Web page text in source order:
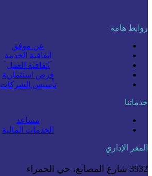
روابط هامة
عن موفق
اتفاقية الخدمة
اتفاقية العمل
فرص استثمارية
تأسيس الشركات
خدماتنا
مساعد
الخدمات المالية
المقر الإداري
3932 شارع المصانع، حي الحمراء